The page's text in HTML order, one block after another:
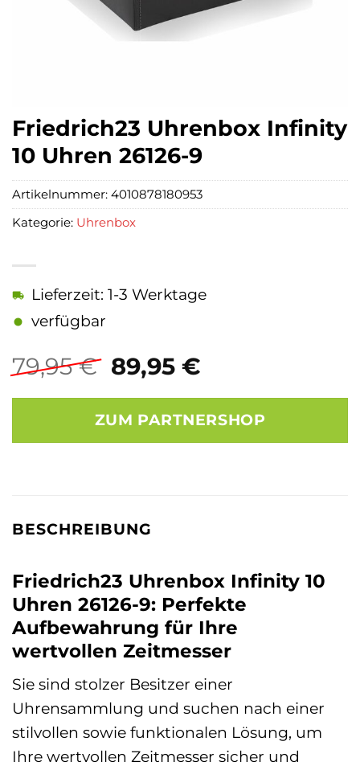
Friedrich23 Uhrenbox Infinity
10 Uhren 26126-9
79,95€ Ursprünglicher
Preis
war:
79,95 €
89,95 €Aktueller
ist:
89,95 €.
Lieferzeit: 1-3 Werktage
verfügbar
ZUM PARTNERSHOP
Artikelnummer: 4010878180953
Kategorie: Uhrenbox
BESCHREIBUNG
Friedrich23 Uhrenbox Infinity 10
Uhren 26126-9: Perfekte
Aufbewahrung für Ihre
wertvollen Zeitmesser
Sie sind stolzer Besitzer einer
Uhrensammlung und suchen nach einer
stilvollen sowie funktionalen Lösung, um
Ihre wertvollen Zeitmesser sicher und